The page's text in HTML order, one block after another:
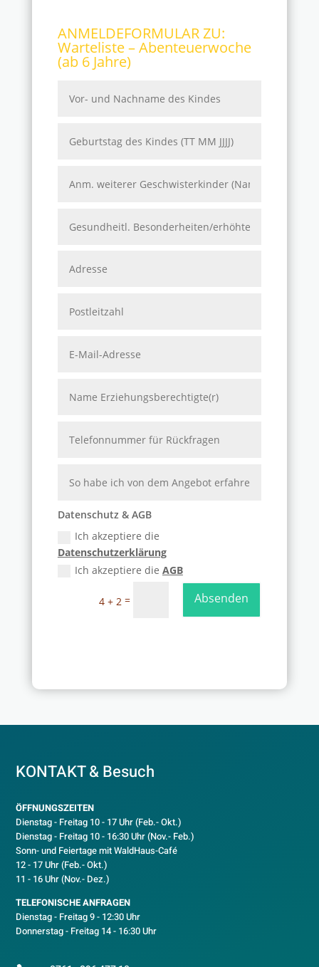
ANMELDEFORMULAR ZU:
Warteliste – Abenteuerwoche
(ab 6 Jahre)
Datenschutz & AGB
Ich akzeptiere die
Datenschutzerklärung
Ich akzeptiere die AGB
4 + 2 = Absenden
KONTAKT & Besuch
ÖFFNUNGSZEITEN
Dienstag - Freitag 10 - 17 Uhr (Feb.- Okt.)
Dienstag - Freitag 10 - 16:30 Uhr (Nov.- Feb.)
Sonn- und Feiertage mit WaldHaus-Café
12 - 17 Uhr (Feb.- Okt.)
11 - 16 Uhr (Nov.- Dez.)
TELEFONISCHE ANFRAGEN
Dienstag - Freitag 9 - 12:30 Uhr
Donnerstag - Freitag 14 - 16:30 Uhr